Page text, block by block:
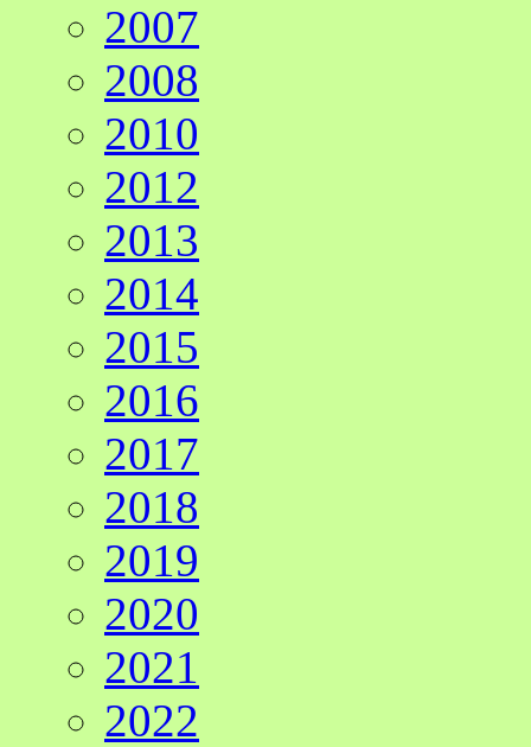
2007
2008
2010
2012
2013
2014
2015
2016
2017
2018
2019
2020
2021
2022